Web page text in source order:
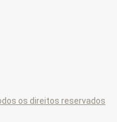
os direitos reservados